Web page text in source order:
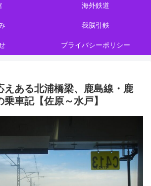
海外鉄道
我脳引鉄
プライバシーポリシー
えある北浦橋梁、鹿島線・鹿
車記【佐原～水戸】